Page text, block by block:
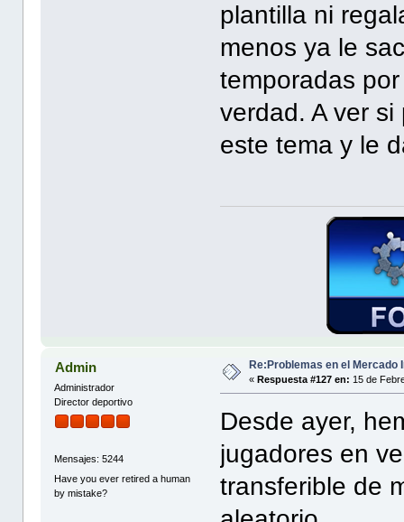
plantilla ni
menos ya le
temporadas
verdad. A ver
este tema y le
Admin
Administrador
Director deportivo
Mensajes: 5244
Have you ever retired a human
by mistake?
Re:Problemas en el Mercado
«Respuesta #127 en: 15 de
Desde ayer,
jugadores en
transferible de